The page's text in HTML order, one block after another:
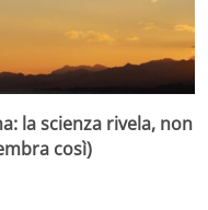
la scienza rivela, non
così)